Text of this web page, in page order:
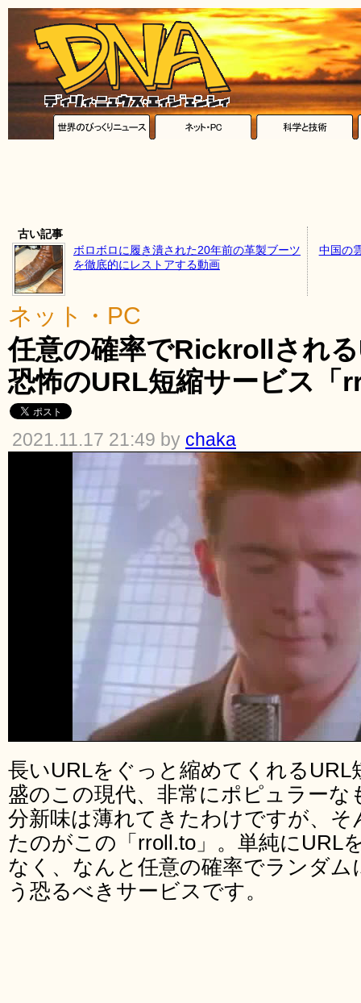
古い記事
ボロボロに履き潰された20年前の革製ブーツ
を徹底的にレストアする動画
中国の
ネット・PC
任意の確率でRickrollされ
恐怖のURL短縮サービス「
2021.11.17 21:49 by chaka
長いURLをぐっと縮めてくれるURL
盛のこの現代、非常にポピュラー
分新味は薄れてきたわけですが、そ
たのがこの「rroll.to」。単純にURL
なく、なんと任意の確率でランダ
う恐るべきサービスです。